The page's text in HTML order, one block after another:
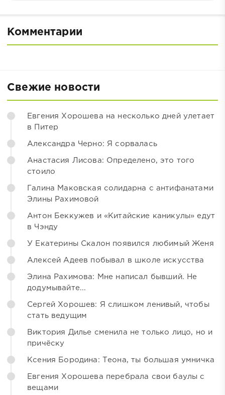
Комментарии
Свежие новости
Евгения Хорошева на несколько дней улетает
в Питер
Александра Черно: Я сорвалась
Анастасия Лисова: Определено, это того
стоило
Галина Маковская солидарна с антифанатами
Элины Рахимовой
Антон Беккужев и «Китайские каникулы» едут
в Чэнду
У Екатерины Скалон появился любимый Женя
Алексей Адеев побывал в школе искусства
Элина Рахимова: Мне написал бывший. Не
додумывайте...
Сергей Хорошев: Я слишком ленивый, чтобы
стать ведущим
Виктория Дилье сменила не только лицо, но и
причёску
Ксения Бородина: Теона, ты большая умничка
Евгения Хорошева перебрала свои баулы с
вещами